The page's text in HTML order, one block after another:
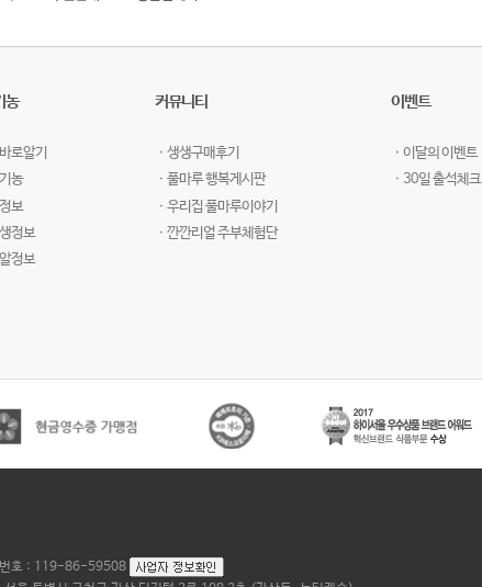
농
로알기
농
보
정보
정보
커뮤니티
ㆍ생생구매후기
ㆍ풀마루 행복게시판
ㆍ우리집 풀마루이야기
ㆍ깐깐리얼 주부체험단
이벤트
ㆍ이달의 이벤트
ㆍ30일 출석체크
번호 : 119-86-59508